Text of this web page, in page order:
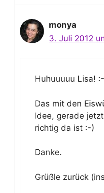
monya
3. Juli 2012
Huhuuuuu Lisa!
Das mit den
Idee, gerade
richtig da ist :-)
Danke.
Grüßle zurück